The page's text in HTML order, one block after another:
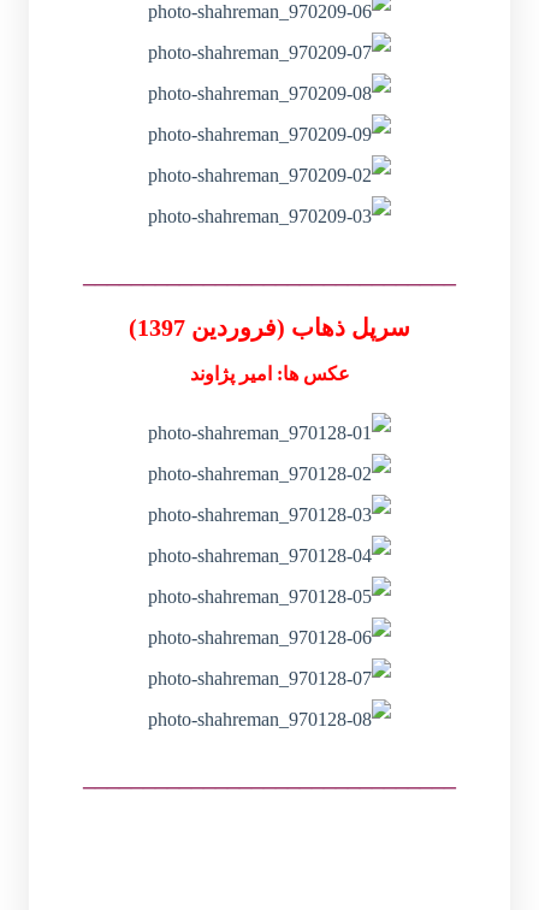
سرپل ذهاب (فروردین 1397)
عکس ها: امیر پژاوند